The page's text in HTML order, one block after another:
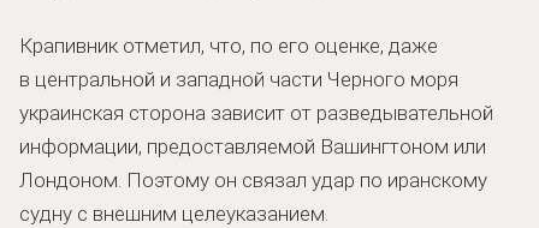
Крапивник отметил, что, по его оценке, даже
в центральной и западной части Черного моря
украинская сторона зависит от разведывательной
информации, предоставляемой Вашингтоном или
Лондоном. Поэтому он связал удар по иранскому
судну с внешним целеуказанием.